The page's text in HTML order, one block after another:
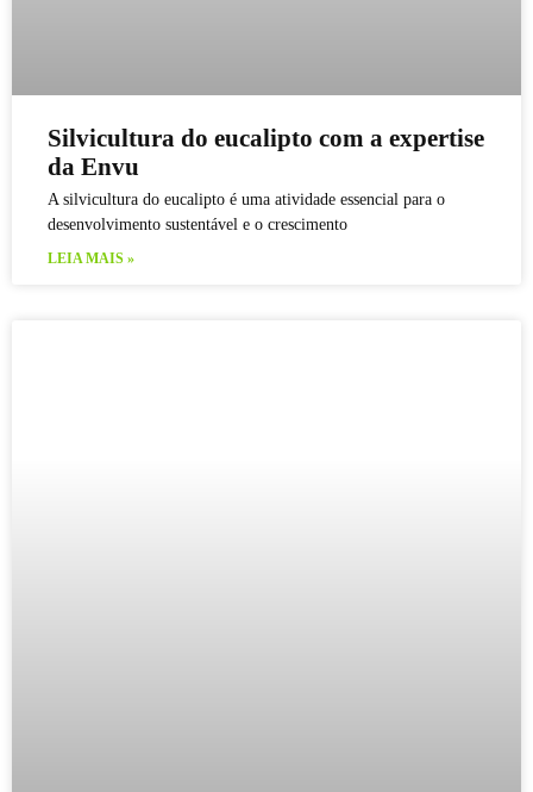
Silvicultura do eucalipto com a expertise
da Envu
A silvicultura do eucalipto é uma atividade essencial para o
desenvolvimento sustentável e o crescimento
LEIA MAIS »